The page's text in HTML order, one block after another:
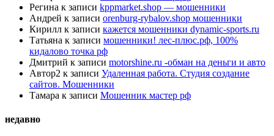
Регина к записи kppmarket.shop — мошенники
Андрей к записи orenburg-rybalov.shop мошенники
Кирилл к записи кажется мошенники dynamic-sports.ru
Татьяна к записи мошенники! лес-плюс.рф, 100%
кидалово точка рф
Дмитрий к записи motorshine.ru -обман на деньги и авто
Автор2 к записи Удаленная работа. Студия создание
сайтов. Мошенники
Тамара к записи Мошенник мастер рф
недавно